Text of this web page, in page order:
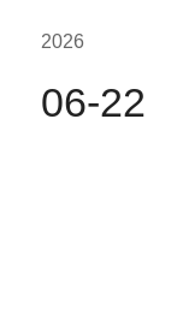
2026
06-22